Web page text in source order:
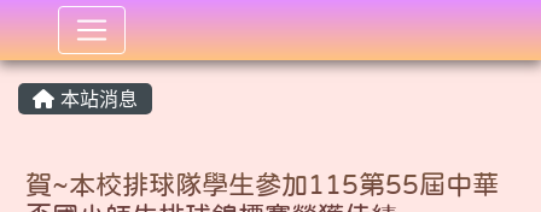
:::
本站消息
賀~本校排球隊學生參加115第55屆中華